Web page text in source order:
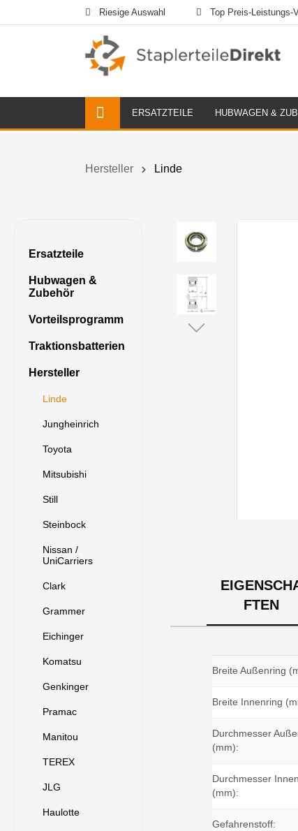
Riesige Auswahl Top Preis-Leistungs-
ERSATZTEILE HUBWAGEN &
Hersteller Linde
Ersatzteile
Hubwagen &
Zubehör
Vorteilsprogramm
Traktionsbatterien
Hersteller
Linde
Jungheinrich
Toyota
Mitsubishi
Still
Steinbock
Nissan /
UniCarriers
Clark
Grammer
Eichinger
Komatsu
Genkinger
Pramac
Manitou
TEREX
JLG
Haulotte
FTEN
Breite Außenring
Breite Innenring
Durchmesser
(mm):
Durchmesser
(mm):
Gefahrenstoff: